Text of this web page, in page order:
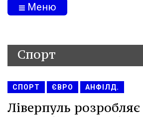
Меню
Спорт
СПОРТ ЄВРО АНФІЛД.
Ліверпуль